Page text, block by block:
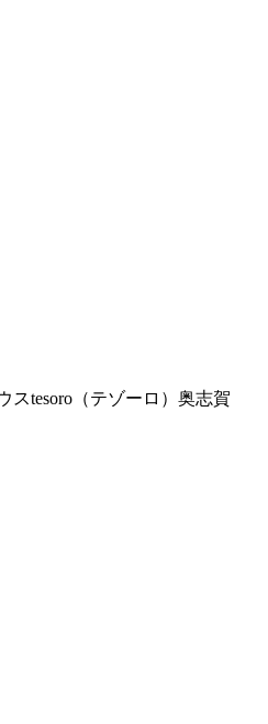
スtesoro（テゾーロ）奥志賀